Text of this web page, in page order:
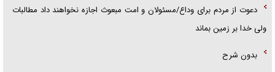
دعوت از مردم برای وداع/مسئولان و امت مبعوث اجازه نخواهند داد مطالبات
ولی خدا بر زمین بماند
بدون شرح